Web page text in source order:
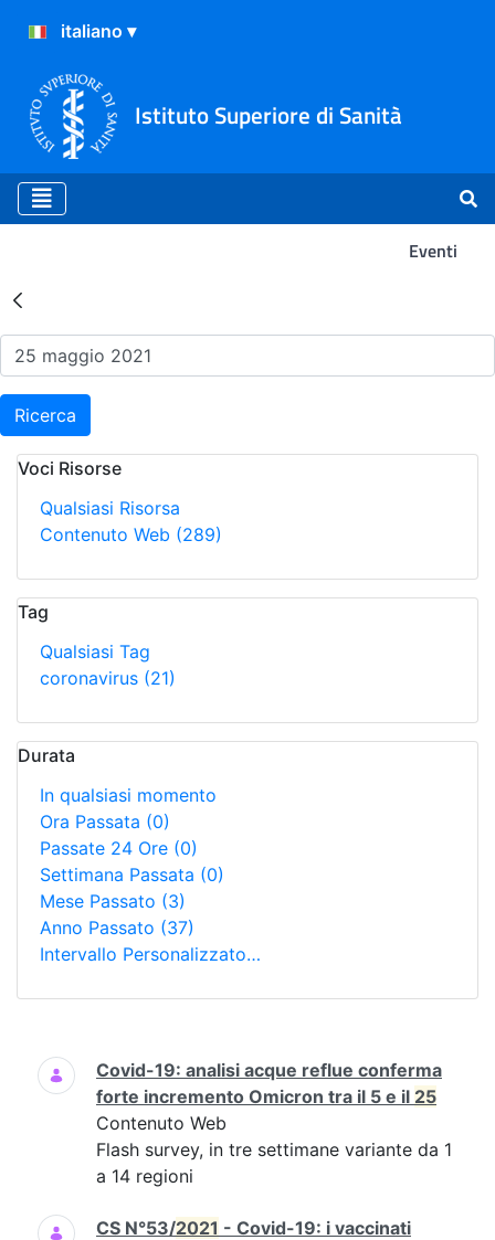
Istituto Superiore di Sanità
Eventi
Risultati della Ricerca -
Ricerca
Voci Risorse
Qualsiasi Risorsa
Contenuto Web (289)
Tag
Qualsiasi Tag
coronavirus (21)
Durata
In qualsiasi momento
Ora Passata (0)
Passate 24 Ore (0)
Settimana Passata (0)
Mese Passato (3)
Anno Passato (37)
Intervallo Personalizzato…
Ricerca
Covid-19: analisi acque reflue conferma
forte incremento Omicron tra il 5 e il 25
Contenuto Web
Flash survey, in tre settimane variante da 1
a 14 regioni
CS N°53/2021 - Covid-19: i vaccinati